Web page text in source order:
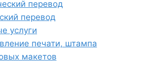
перевод
перевод
услуги
печати, штампа
макетов